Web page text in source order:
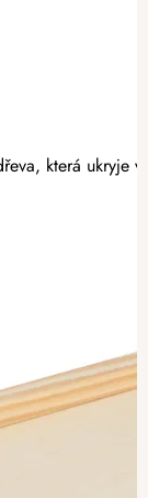
která ukryje